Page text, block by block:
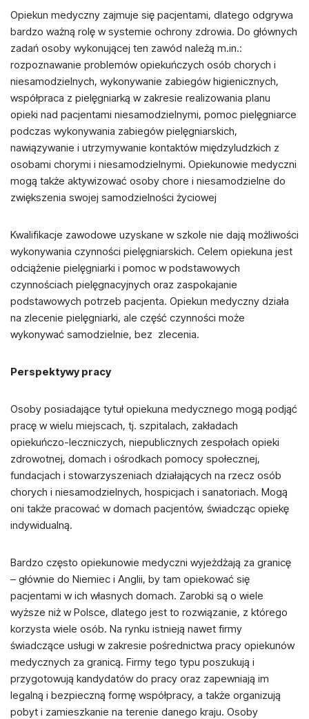
Opiekun medyczny zajmuje się pacjentami, dlatego odgrywa
bardzo ważną rolę w systemie ochrony zdrowia. Do głównych
zadań osoby wykonującej ten zawód należą m.in.:
rozpoznawanie problemów opiekuńczych osób chorych i
niesamodzielnych, wykonywanie zabiegów higienicznych,
współpraca z pielęgniarką w zakresie realizowania planu
opieki nad pacjentami niesamodzielnymi, pomoc pielęgniarce
podczas wykonywania zabiegów pielęgniarskich,
nawiązywanie i utrzymywanie kontaktów międzyludzkich z
osobami chorymi i niesamodzielnymi. Opiekunowie medyczni
mogą także aktywizować osoby chore i niesamodzielne do
zwiększenia swojej samodzielności życiowej
Kwalifikacje zawodowe uzyskane w szkole nie dają możliwości
wykonywania czynności pielęgniarskich. Celem opiekuna jest
odciążenie pielęgniarki i pomoc w podstawowych
czynnościach pielęgnacyjnych oraz zaspokajanie
podstawowych potrzeb pacjenta. Opiekun medyczny działa
na zlecenie pielęgniarki, ale część czynności może
wykonywać samodzielnie, bez zlecenia.
Perspektywy pracy
Osoby posiadające tytuł opiekuna medycznego mogą podjąć
pracę w wielu miejscach, tj. szpitalach, zakładach
opiekuńczo-leczniczych, niepublicznych zespołach opieki
zdrowotnej, domach i ośrodkach pomocy społecznej,
fundacjach i stowarzyszeniach działających na rzecz osób
chorych i niesamodzielnych, hospicjach i sanatoriach. Mogą
oni także pracować w domach pacjentów, świadcząc opiekę
indywidualną.
Bardzo często opiekunowie medyczni wyjeżdżają za granicę
– głównie do Niemiec i Anglii, by tam opiekować się
pacjentami w ich własnych domach. Zarobki są o wiele
wyższe niż w Polsce, dlatego jest to rozwiązanie, z którego
korzysta wiele osób. Na rynku istnieją nawet firmy
świadczące usługi w zakresie pośrednictwa pracy opiekunów
medycznych za granicą. Firmy tego typu poszukują i
przygotowują kandydatów do pracy oraz zapewniają im
legalną i bezpieczną formę współpracy, a także organizują
pobyt i zamieszkanie na terenie danego kraju. Osoby